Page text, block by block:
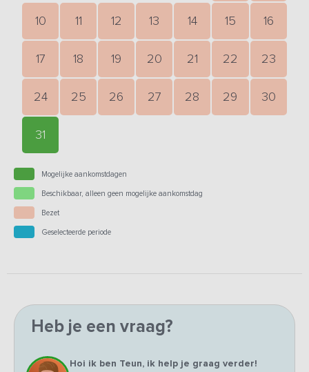
10 11 12 13 14 15 16
17 18 19 20 21 22 23
24 25 26 27 28 29 30
31
Mogelijke aankomstdagen
Beschikbaar, alleen geen mogelijke aankomstdag
Bezet
Geselecteerde periode
Heb je een vraag?
Hoi ik ben Teun, ik help je graag verder!